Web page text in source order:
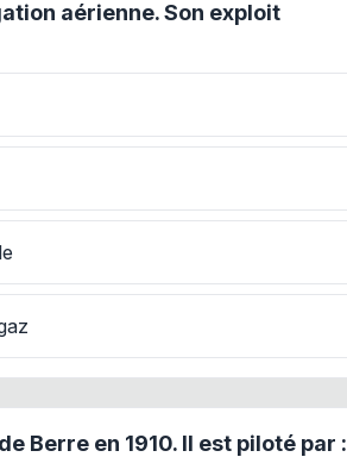
aérienne. Son exploit
Berre en 1910. Il est piloté par :